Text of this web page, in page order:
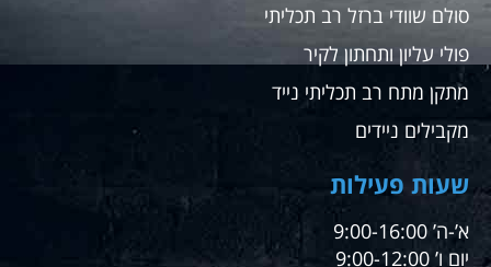
סולם שוודי ברזל רב תכליתי
פולי עליון ותחתון לקיר
מתקן מתח רב תכליתי נייד
מקבילים ניידים
שעות פעילות
א’-ה’ 9:00-16:00
יום ו’ 9:00-12:00